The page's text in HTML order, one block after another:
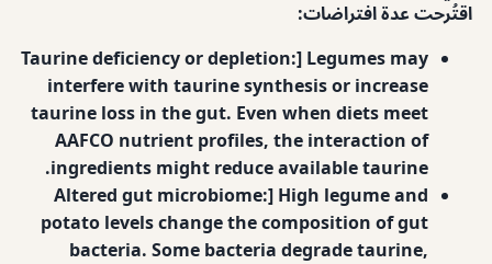
اقتُرحت عدة افتراضات:
Taurine deficiency or depletion:] Legumes may
interfere with taurine synthesis or increase
taurine loss in the gut. Even when diets meet
AAFCO nutrient profiles, the interaction of
ingredients might reduce available taurine.
Altered gut microbiome:] High legume and
potato levels change the composition of gut
bacteria. Some bacteria degrade taurine,